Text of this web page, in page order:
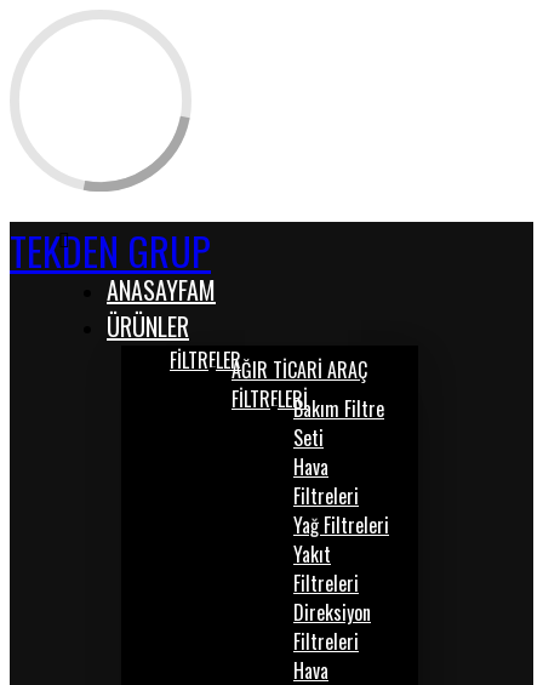
TEKDEN GRUP
ANASAYFAM
ÜRÜNLER
FİLTRELERAĞIR TİCARİ ARAÇ
FİLTRELERİBakım Filtre
Seti
Hava
Filtreleri
Yağ Filtreleri
Yakıt
Filtreleri
Direksiyon
Filtreleri
Hava